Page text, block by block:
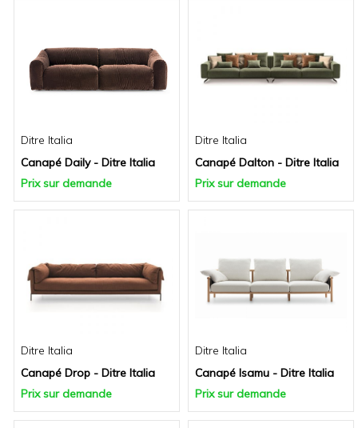
Ditre Italia
Canapé Daily - Ditre Italia
Prix sur demande
Ditre Italia
Canapé Dalton - Ditre Italia
Prix sur demande
Ditre Italia
Canapé Drop - Ditre Italia
Prix sur demande
Ditre Italia
Canapé Isamu - Ditre Italia
Prix sur demande